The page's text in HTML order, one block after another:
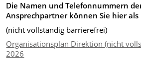
Die Namen und Telefonnummern
Ansprechpartner können Sie hier
(nicht vollständig barrierefrei)
Organisationsplan Direktion (nicht
2026